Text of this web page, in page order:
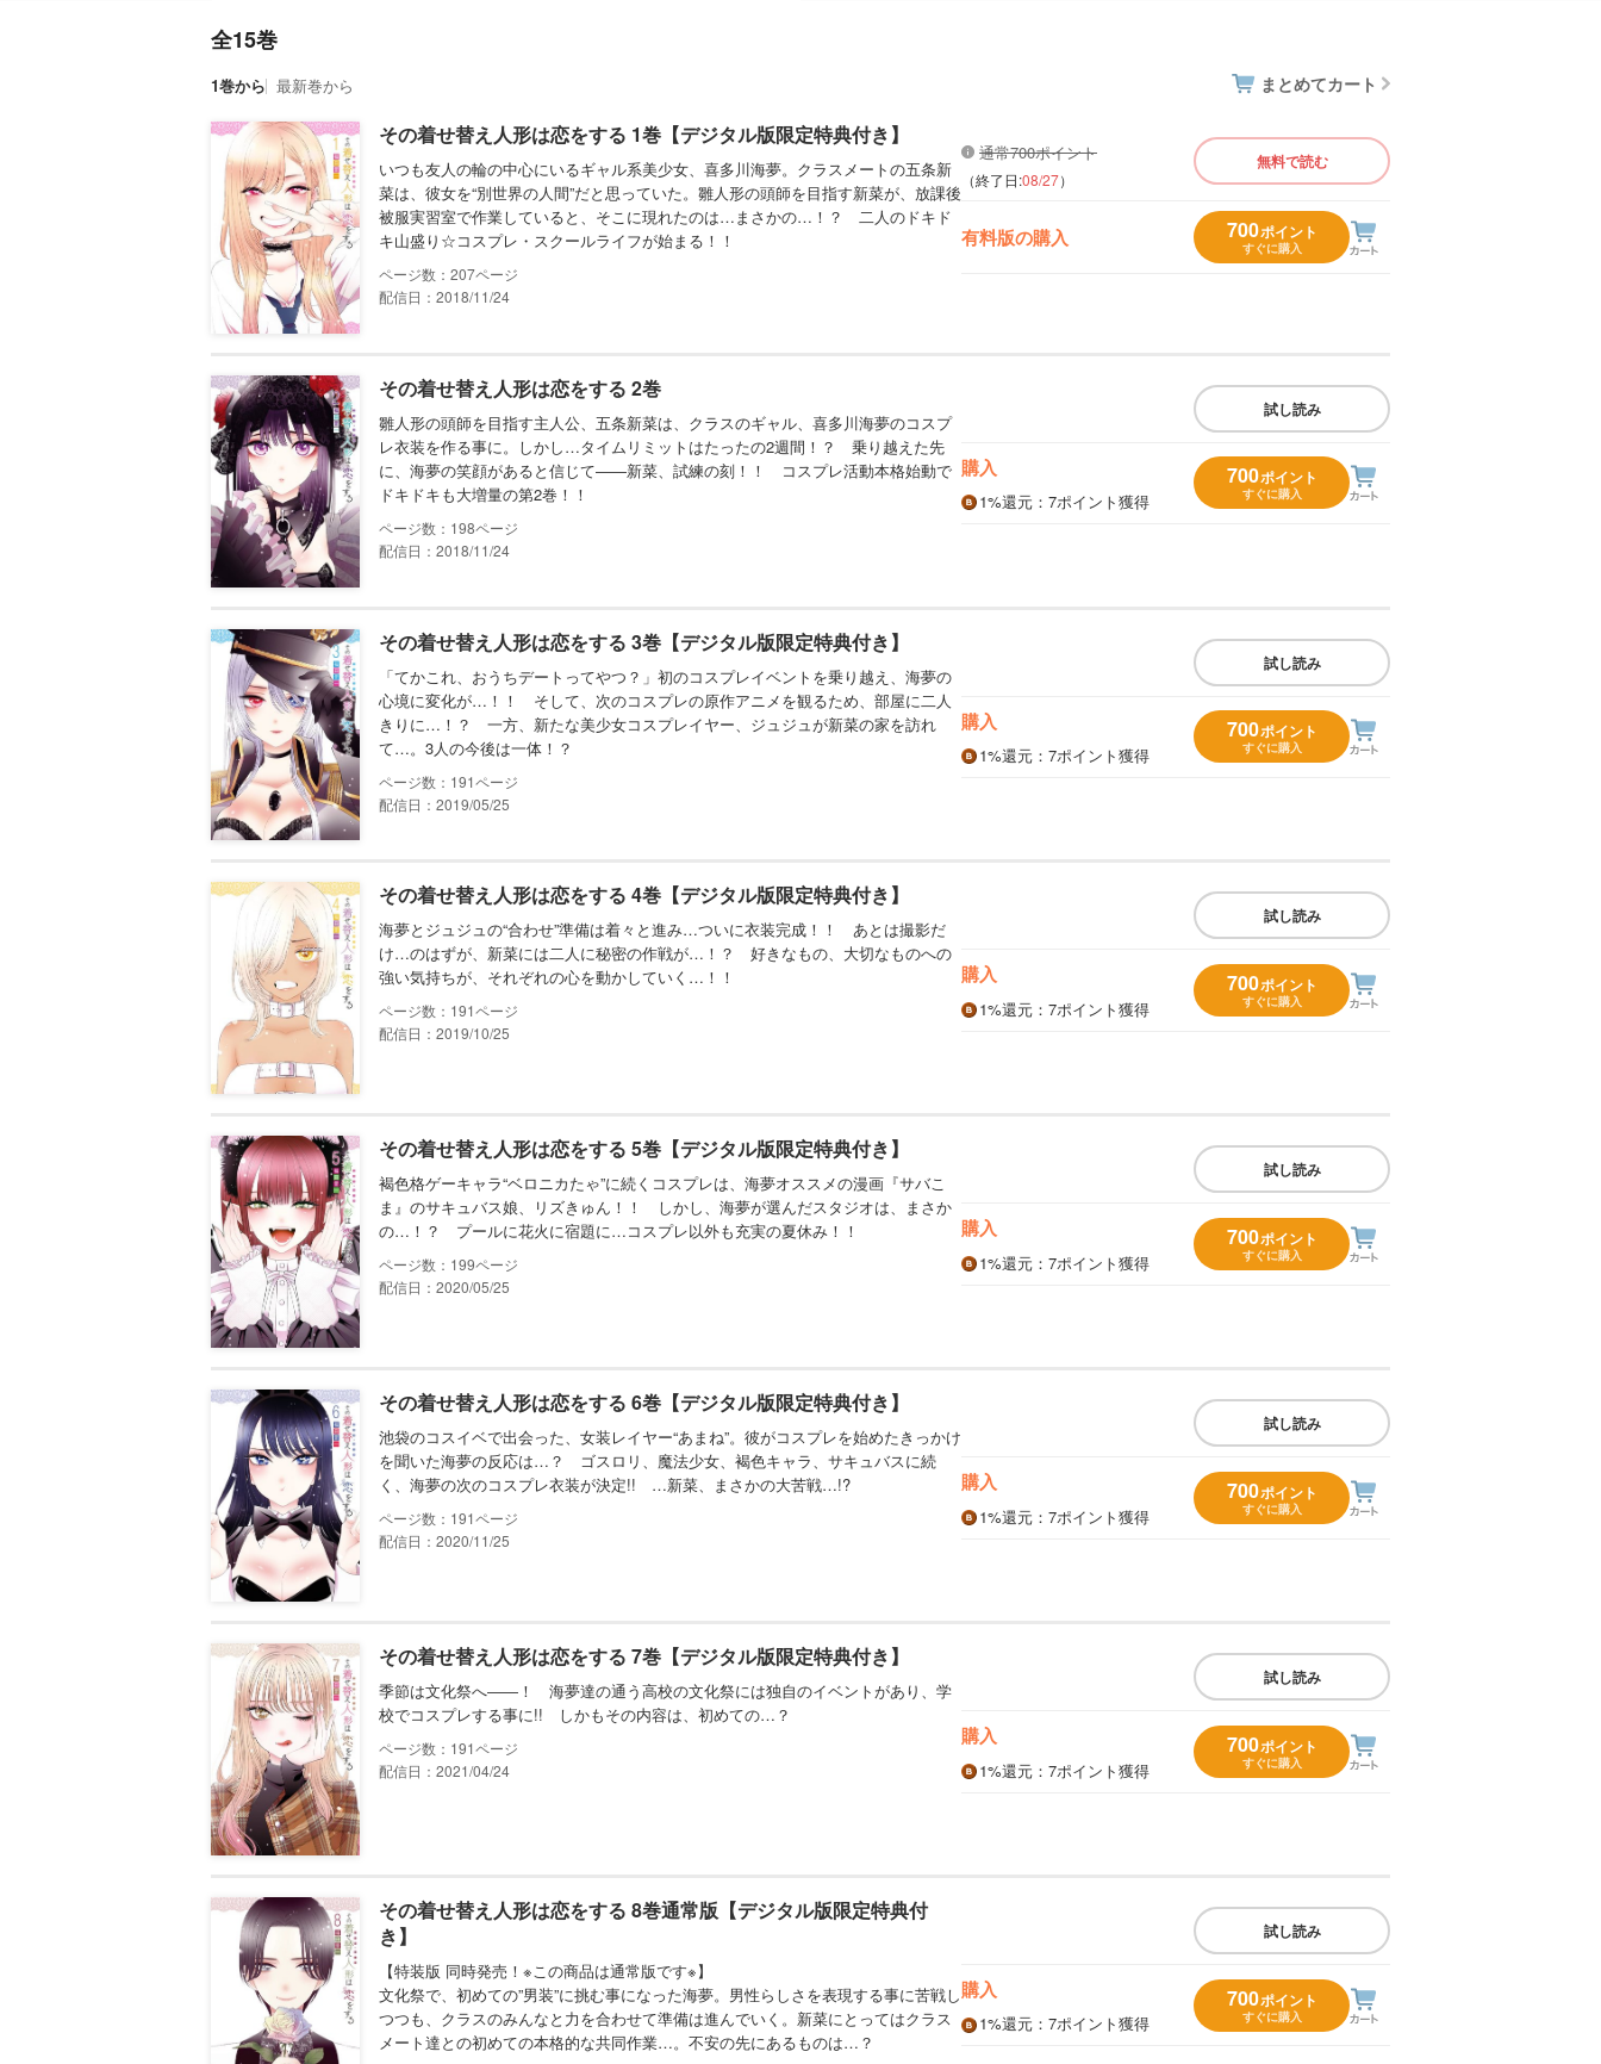
全15巻
1巻から 最新巻から まとめてカート
その着せ替え人形は恋をする 1巻【デジタル版限定特典付き】
いつも友人の輪の中心にいるギャル系美少女、喜多川海夢。クラスメートの五条新
菜は、彼女を“別世界の人間”だと思っていた。雛人形の頭師を目指す新菜が、放課後
被服実習室で作業していると、そこに現れたのは…まさかの…！？ 二人のドキド
キ山盛り☆コスプレ・スクールライフが始まる！！
207
配信日：2018/11/24
通常700ポイント
（終了日:08/27）
無料で読む
有料版の購入 700ポイント
すぐに購入
その着せ替え人形は恋をする 2巻
雛人形の頭師を目指す主人公、五条新菜は、クラスのギャル、喜多川海夢のコスプ
レ衣装を作る事に。しかし…タイムリミットはたったの2週間！？ 乗り越えた先
に、海夢の笑顔があると信じて――新菜、試練の刻！！ コスプレ活動本格始動で
ドキドキも大増量の第2巻！！
198
配信日：2018/11/24
試し読み
購入
1%還元 ：7ポイント獲得
700ポイント
すぐに購入
その着せ替え人形は恋をする 3巻【デジタル版限定特典付き】
「てかこれ、おうちデートってやつ？」初のコスプレイベントを乗り越え、海夢の
心境に変化が…！！ そして、次のコスプレの原作アニメを観るため、部屋に二人
きりに…！？ 一方、新たな美少女コスプレイヤー、ジュジュが新菜の家を訪れ
て…。3人の今後は一体！？
191
配信日：2019/05/25
試し読み
購入
1%還元 ：7ポイント獲得
700ポイント
すぐに購入
その着せ替え人形は恋をする 4巻【デジタル版限定特典付き】
海夢とジュジュの“合わせ”準備は着々と進み…ついに衣装完成！！ あとは撮影だ
け…のはずが、新菜には二人に秘密の作戦が…！？ 好きなもの、大切なものへの
強い気持ちが、それぞれの心を動かしていく…！！
191
配信日：2019/10/25
試し読み
購入
1%還元 ：7ポイント獲得
700ポイント
すぐに購入
その着せ替え人形は恋をする 5巻【デジタル版限定特典付き】
褐色格ゲーキャラ“ベロニカたゃ”に続くコスプレは、海夢オススメの漫画『サバこ
ま』のサキュバス娘、リズきゅん！！ しかし、海夢が選んだスタジオは、まさか
の…！？ プールに花火に宿題に…コスプレ以外も充実の夏休み！！
199
配信日：2020/05/25
試し読み
購入
1%還元 ：7ポイント獲得
700ポイント
すぐに購入
その着せ替え人形は恋をする 6巻【デジタル版限定特典付き】
池袋のコスイベで出会った、女装レイヤー“あまね”。彼がコスプレを始めたきっかけ
を聞いた海夢の反応は…？ ゴスロリ、魔法少女、褐色キャラ、サキュバスに続
く、海夢の次のコスプレ衣装が決定!! …新菜、まさかの大苦戦…!?
191
配信日：2020/11/25
試し読み
購入
1%還元 ：7ポイント獲得
700ポイント
すぐに購入
その着せ替え人形は恋をする 7巻【デジタル版限定特典付き】
季節は文化祭へ――！ 海夢達の通う高校の文化祭には独自のイベントがあり、学
校でコスプレする事に!! しかもその内容は、初めての…？
191
配信日：2021/04/24
試し読み
購入
1%還元 ：7ポイント獲得
700ポイント
すぐに購入
その着せ替え人形は恋をする 8巻通常版【デジタル版限定特典付
き】
【特装版 同時発売！※この商品は通常版です※】
文化祭で、初めての”男装”に挑む事になった海夢。男性らしさを表現する事に苦戦し
つつも、クラスのみんなと力を合わせて準備は進んでいく。新菜にとってはクラス
メート達との初めての本格的な共同作業…。不安の先にあるものは…？
試し読み
購入
1%還元 ：7ポイント獲得
700ポイント
すぐに購入